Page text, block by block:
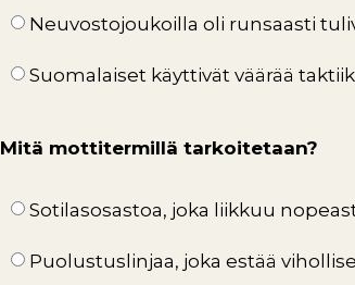
Neuvostojoukoilla oli runsaasti
Suomalaiset käyttivät väärää
Mitä mottitermillä tarkoitetaan?
Sotilasosastoa, joka liikkuu
Puolustuslinjaa, joka estää